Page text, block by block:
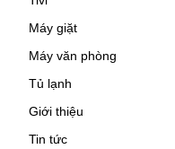
Máy giặt
Máy văn phòng
Tủ lạnh
Giới thiệu
Tin tức